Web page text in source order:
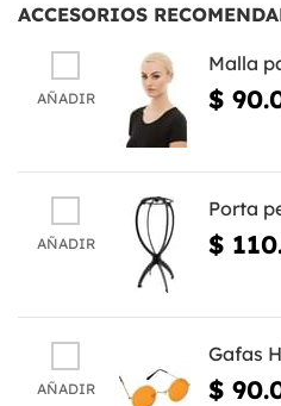
ACCESORIOS
AÑADIR
Malla
$
AÑADIR
Porta
$
AÑADIR
Gafas
$